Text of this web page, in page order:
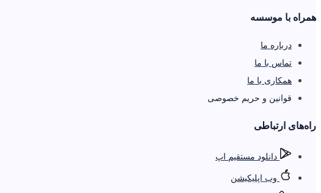
همراه با موسسه
درباره ما
تماس با ما
همکاری با ما
قوانین و حریم خصوصی
را‌ه‌های ارتباطی
دانلود مستقیم اپ
وب اپلیکیشن